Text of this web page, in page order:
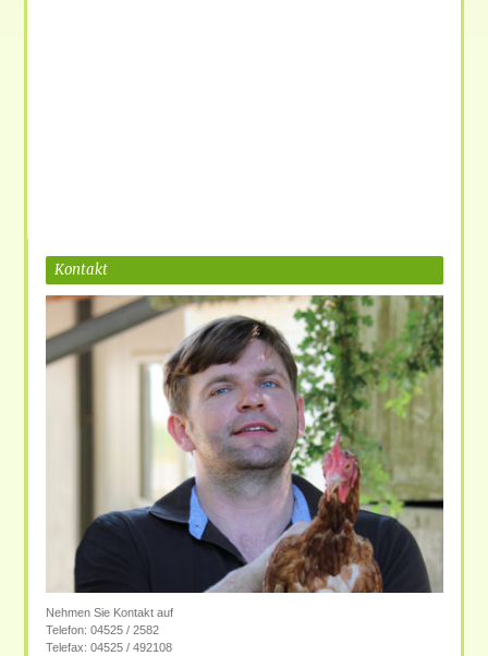
Kontakt
Nehmen Sie Kontakt auf
Telefon: 04525 / 2582
Telefax: 04525 / 492108